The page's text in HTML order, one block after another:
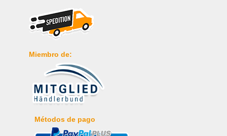
Miembro de:
Métodos de pago